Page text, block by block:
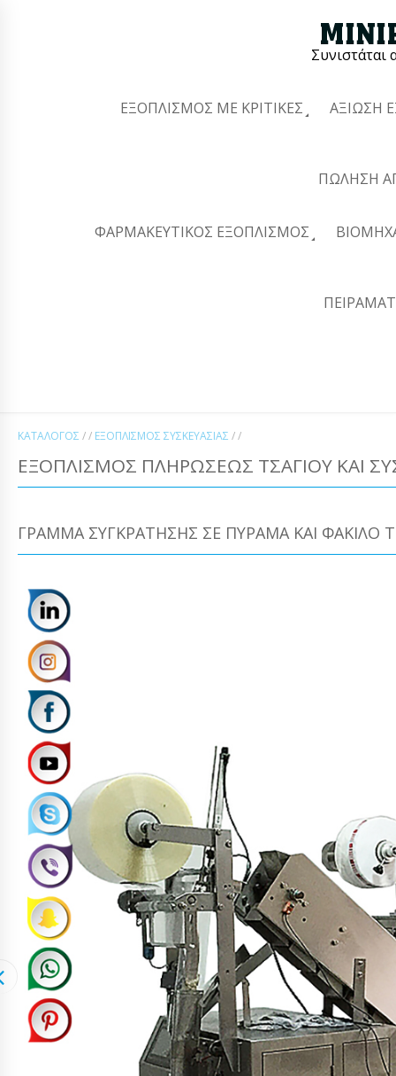
Συνιστάται
ΕΞΟΠΛΙΣΜΌΣ ΜΕ ΚΡΙΤΙΚΈΣ ΑΞΊΩΣΗ
ΠΏΛΗΣΗ
ΦΑΡΜΑΚΕΥΤΙΚΌΣ ΕΞΟΠΛΙΣΜΌΣ
ΚΑΤΆΛΟΓΟΣ / / ΕΞΟΠΛΙΣΜΌΣ ΣΥΣΚΕΥΑΣΊΑΣ / /
ΕΞΟΠΛΙΣΜΌΣ ΠΛΗΡΏΣΕΩΣ ΤΣΑΓΙΟΎ ΚΑΙ
ΓΡΆΜΜΑ ΣΥΓΚΡΆΤΗΣΗΣ ΣΕ ΠΎΡΑΜΑ ΚΑΙ ΦΆΚΙΛΟ